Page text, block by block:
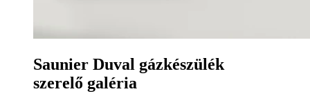
Saunier Duval gázkészülék
szerelő galéria